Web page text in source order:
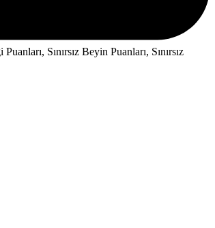
Sınırsız Beyin Puanları, Sınırsız